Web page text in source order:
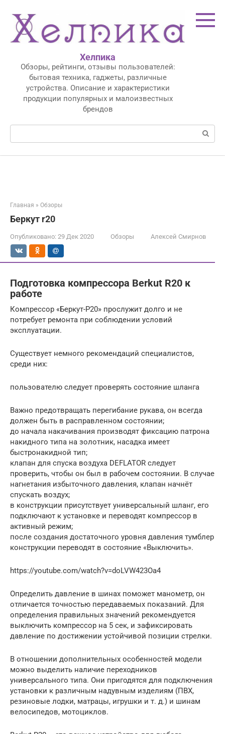
контенту
Хелпика
Обзоры, рейтинги, отзывы пользователей:
бытовая техника, гаджеты, различные
устройства. Описание и характеристики
продукции популярных и малоизвестных
брендов
Поиск:
Главная » Обзоры
Беркут r20
Опубликовано: 29 Дек 2020 Обзоры Алексей Смирнов
Подготовка компрессора Berkut R20 к
работе
Компрессор «Беркут-P20» прослужит долго и не
потребует ремонта при соблюдении условий
эксплуатации.
Существует немного рекомендаций специалистов,
среди них:
пользователю следует проверять состояние шланга
Важно предотвращать перегибание рукава, он всегда
должен быть в расправленном состоянии;
до начала накачивания производят фиксацию патрона
накидного типа на золотник, насадка имеет
быстронакидной тип;
клапан для спуска воздуха DEFLATOR следует
проверить, чтобы он был в рабочем состоянии. В случае
нагнетания избыточного давления, клапан начнёт
спускать воздух;
в конструкции присутствует универсальный шланг, его
подключают к установке и переводят компрессор в
активный режим;
после создания достаточного уровня давления тумблер
конструкции переводят в состояние «Выключить».
https://youtube.com/watch?v=doLVW423Oa4
Определить давление в шинах поможет манометр, он
отличается точностью передаваемых показаний. Для
определения правильных значений рекомендуется
выключить компрессор на 5 сек, и зафиксировать
давление по достижении устойчивой позиции стрелки.
В отношении дополнительных особенностей модели
можно выделить наличие переходников
универсального типа. Они пригодятся для подключения
установки к различным надувным изделиям (ПВХ,
резиновые лодки, матрацы, игрушки и т. д.) и шинам
велосипедов, мотоциклов.